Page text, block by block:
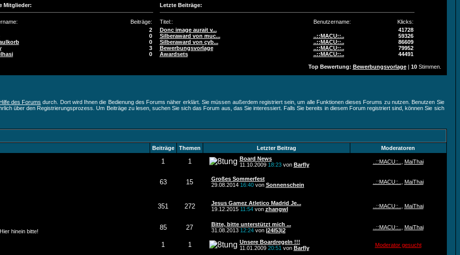
Mitglieder:
Beiträge:
2
0
0
3
0
Letzte Beiträge:
Titel:: Benutzername:
Klicks:
Donc image aurait v...
Silberaward von muc...
Silberaward von cyb...
Bewerbungsvorlage
Awardsets
..::MACU::..
..::MACU::..
..::MACU::..
..::MACU::..
41728
59326
86609
79952
44491
Top Bewertung: Bewerbungsvorlage| 10Stimmen.
Hilfe des Forums durch. Dort wird Ihnen die Bedienung des Forums näher erklärt. Sie müssen außerdem registriert sein, um alle Funktionen dieses Forums zu nutzen. Benutzen Sie
über den Registrierungsprozess. Um Beiträge zu lesen, suchen Sie sich das Forum aus, das Sie interessiert. Falls Sie bereits in diesem Forum registriert sind, können Sie sich
Beiträge Themen Letzter Beitrag Moderatoren
1 1
Board News
11.10.2009 18:23von Barfly ..::MACU::.. MaiThai
63 15
Großes Sommerfest
29.08.2014 16:40von Sonnenschein ..::MACU::.. MaiThai
351 272
Jesus Gamez Atletico Madrid Je...
19.12.2015 11:54von zhangwl ..::MACU::.. MaiThai
hinein bitte! 85 27
Bitte, bitte unterstützt mich ...
31.08.2013 12:24von |24I53|2 ..::MACU::.. MaiThai
1 1
Unsere Boardregeln !!!
11.01.2009 20:51 von Barfly Moderator gesucht